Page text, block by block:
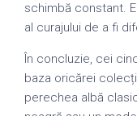
schimbă constant.
al curajului de a fi
În concluzie, cei
baza oricărei
perechea albă